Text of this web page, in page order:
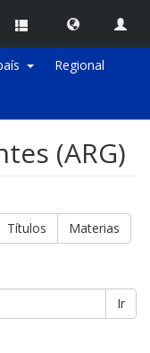
Regional
(ARG)
Títulos Materias
Ir